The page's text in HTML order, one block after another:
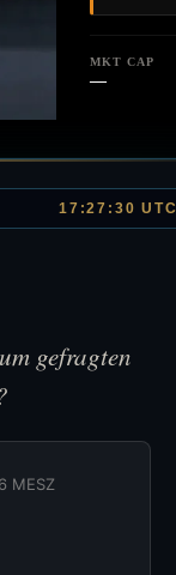
MKT CAP
—
17:27:30 UTC
gefragten
MESZ